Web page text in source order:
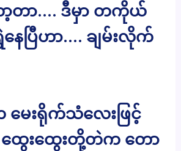
ာ့တာ…. ဒီမှာ တကိုယ်
ေပြီဟာ…. ချမ်းလိုက်
မေးရိုက်သံလေးဖြင့်
ထွေးထွေးတို့တဲက တော